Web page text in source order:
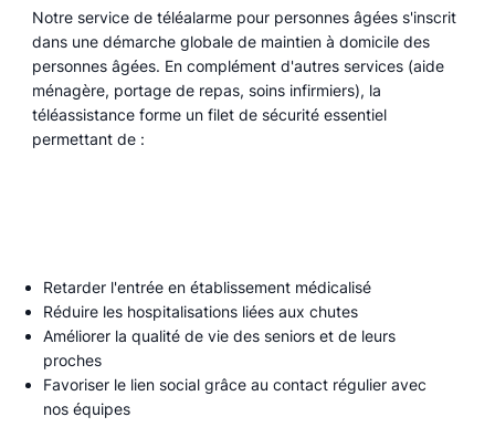
Notre service de téléalarme pour personnes âgées s'inscrit
dans une démarche globale de maintien à domicile des
personnes âgées. En complément d'autres services (aide
ménagère, portage de repas, soins infirmiers), la
téléassistance forme un filet de sécurité essentiel
permettant de :
Retarder l'entrée en établissement médicalisé
Réduire les hospitalisations liées aux chutes
Améliorer la qualité de vie des seniors et de leurs
proches
Favoriser le lien social grâce au contact régulier avec
nos équipes